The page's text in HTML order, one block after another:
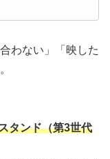
わない」「映した
タンド（第3世代